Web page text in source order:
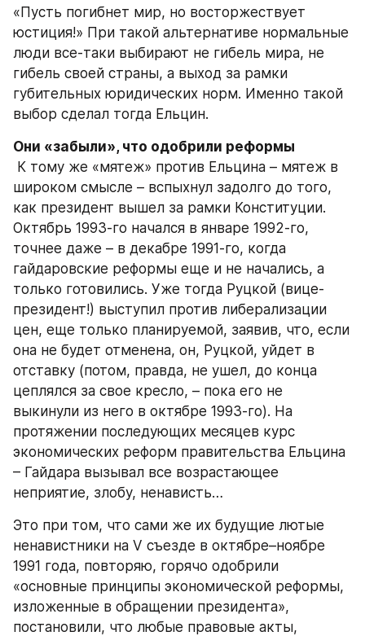
«Пусть погибнет мир, но восторжествует
юстиция!» При такой альтернативе нормальные
люди все-таки выбирают не гибель мира, не
гибель своей страны, а выход за рамки
губительных юридических норм. Именно такой
выбор сделал тогда Ельцин.
Они «забыли», что одобрили реформы
широком смысле – вспыхнул задолго до того,
как президент вышел за рамки Конституции.
Октябрь 1993-го начался в январе 1992-го,
точнее даже – в декабре 1991-го, когда
гайдаровские реформы еще и не начались, а
только готовились. Уже тогда Руцкой (вице-
президент!) выступил против либерализации
цен, еще только планируемой, заявив, что, если
она не будет отменена, он, Руцкой, уйдет в
отставку (потом, правда, не ушел, до конца
цеплялся за свое кресло, – пока его не
выкинули из него в октябре 1993-го). На
протяжении последующих месяцев курс
экономических реформ правительства Ельцина
– Гайдара вызывал все возрастающее
неприятие, злобу, ненависть…
Это при том, что сами же их будущие лютые
ненавистники на V съезде в октябре–ноябре
1991 года, повторяю, горячо одобрили
«основные принципы экономической реформы,
изложенные в обращении президента»,
постановили, что любые правовые акты,